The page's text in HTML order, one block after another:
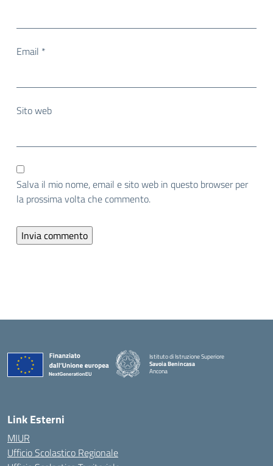
Email *
Sito web
Salva il mio nome, email e sito web in questo browser per
la prossima volta che commento.
Istituto di Istruzione Superiore
Savoia Benincasa
Ancona
Link Esterni
MIUR
Ufficio Scolastico Regionale